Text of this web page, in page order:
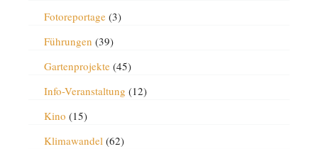
Fotoreportage(3)
Führungen (39)
Gartenprojekte(45)
Info-Veranstaltung (12)
Kino (15)
Klimawandel(62)